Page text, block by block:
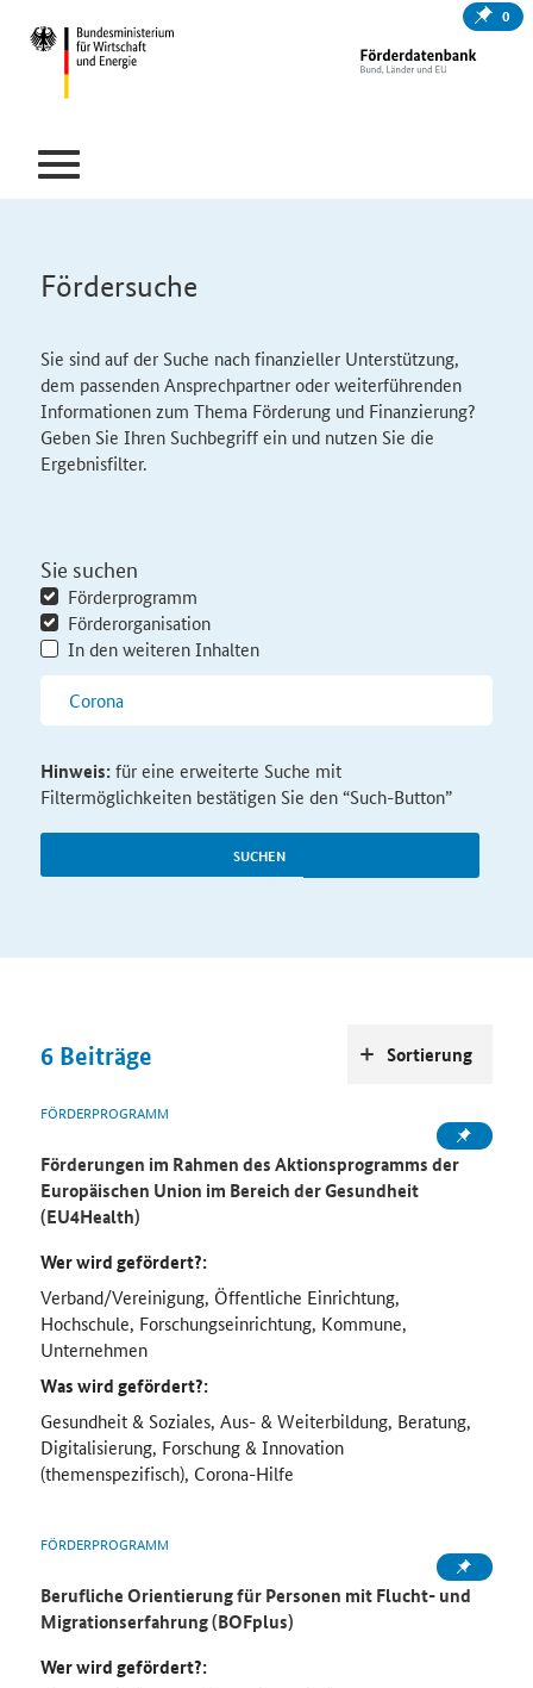
0
Fördersuche
Sie sind auf der Suche nach finanzieller Unterstützung,
dem passenden Ansprechpartner oder weiterführenden
Informationen zum Thema Förderung und Finanzierung?
Geben Sie Ihren Suchbegriff ein und nutzen Sie die
Ergebnisfilter.
Sie suchen
Förderprogramm
Förderorganisation
In den weiteren Inhalten
SUCHEN
Hinweis:für eine erweiterte Suche mit
Filtermöglichkeiten bestätigen Sie den “Such-Button”
6 Beiträge
FÖRDERPROGRAMM
Förderungen im Rahmen des Aktionsprogramms der
Europäischen Union im Bereich der Gesundheit
(EU4Health)
Wer wird gefördert?:
Verband/Vereinigung, Öffentliche Einrichtung,
Hochschule, Forschungseinrichtung, Kommune,
Unternehmen
Was wird gefördert?:
Gesundheit & Soziales, Aus- & Weiterbildung, Beratung,
Digitalisierung, Forschung & Innovation
(themenspezifisch), Corona-Hilfe
FÖRDERPROGRAMM
Berufliche Orientierung für Personen mit Flucht- und
Migrationserfahrung (BOFplus)
Wer wird gefördert?:
Sortierung